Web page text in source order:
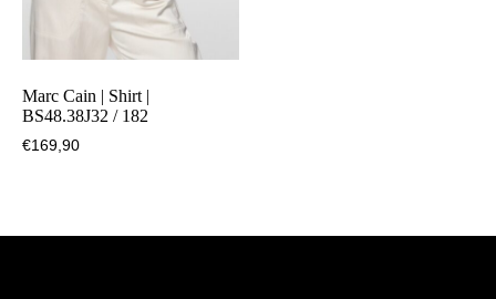
Marc Cain | Shirt |
BS48.38J32 / 182
€169,90